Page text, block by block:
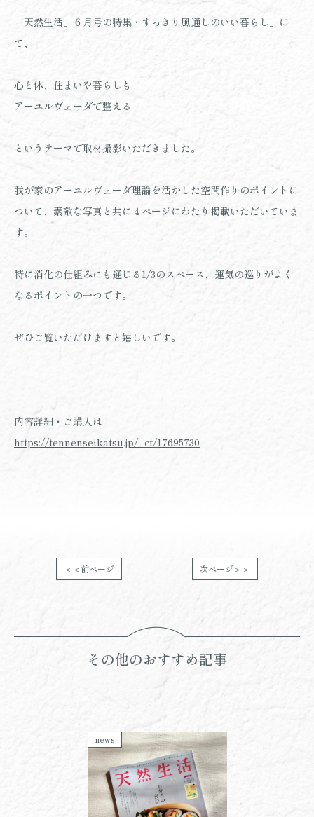
「天然生活」６月号の特集・すっきり風通しのいい暮らし」に
て、
心と体、住まいや暮らしも
アーユルヴェーダで整える
というテーマで取材撮影いただきました。
我が家のアーユルヴェーダ理論を活かした空間作りのポイントに
ついて、素敵な写真と共に４ページにわたり掲載いただいていま
す。
特に消化の仕組みにも通じる1/3のスペース、運気の巡りがよく
なるポイントの一つです。
ぜひご覧いただけますと嬉しいです。
内容詳細・ご購入は
https://tennenseikatsu.jp/_ct/17695730
＜＜前ページ 次ページ＞＞
その他のおすすめ記事
news